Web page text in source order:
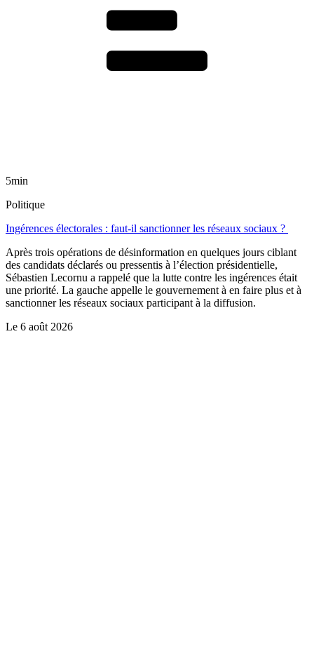
5min
Politique
Ingérences électorales : faut-il sanctionner les réseaux sociaux ?
Après trois opérations de désinformation en quelques jours ciblant
des candidats déclarés ou pressentis à l’élection présidentielle,
Sébastien Lecornu a rappelé que la lutte contre les ingérences était
une priorité. La gauche appelle le gouvernement à en faire plus et à
sanctionner les réseaux sociaux participant à la diffusion.
Le 6 août 2026